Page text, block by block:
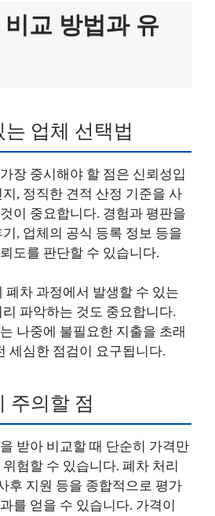
교 방법과 유
업체 선택법
장 중시해야 할 점은 신뢰성입
, 정직한 견적 산정 기준을 사
이 중요합니다. 경험과 평판을
, 업체의 공식 등록 정보 등을
도를 판단할 수 있습니다.
폐차 과정에서 발생할 수 있는
파악하는 것도 중요합니다.
나중에 불필요한 지출을 초래
세심한 점검이 요구됩니다.
주의할 점
받아 비교할 때 단순히 가격만
험할 수 있습니다. 폐차 처리
후 지원 등을 종합적으로 평가
를 얻을 수 있습니다. 가격이